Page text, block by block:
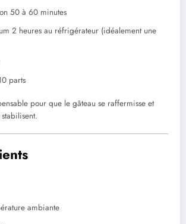
50 à 60 minutes
2 heures au réfrigérateur (idéalement une
parts
pour que le gâteau se raffermisse et
ambiante